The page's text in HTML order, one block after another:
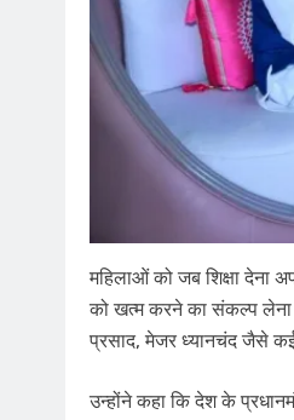
महिलाओं को जब ​शिक्षा देना
को खत्म करने का संकल्प लेना
प्रसाद, मेजर ध्यानचंद जैसे
उन्होंने कहा कि देश के